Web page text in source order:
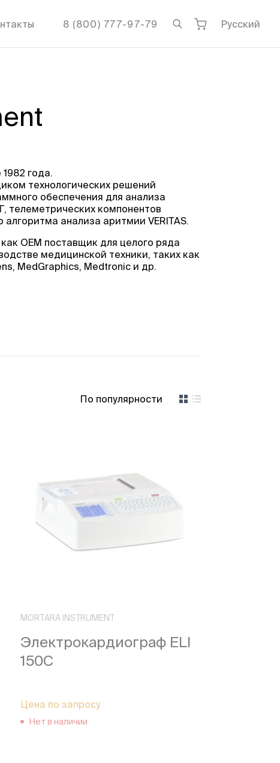
8 (800) 777-97-79 Русский
года.
технологических решений
обеспечения для анализа
телеметрических компонентов
анализа аритмии VERITAS.
OEM поставщик для целого ряда
медицинской техники, таких как
MedGraphics, Medtronic и др.
По популярности
MORTARA INSTRUMENT
Электрокардиограф ELI
150C
Цена по запросу
Нет в наличии